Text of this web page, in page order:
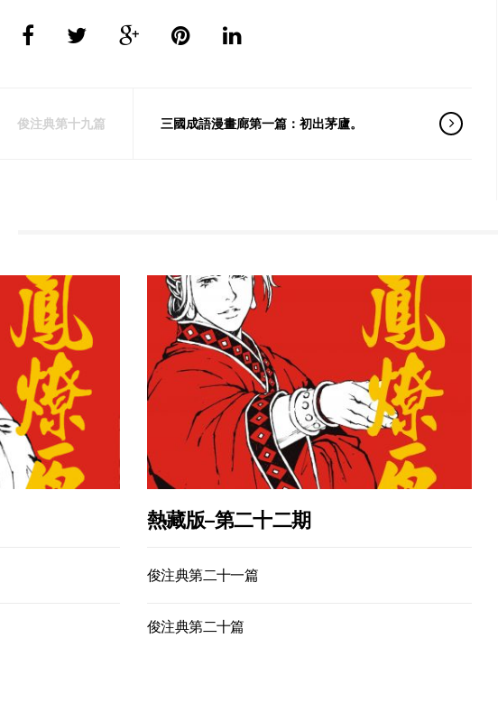
俊注典第十九篇 三國成語漫畫廊第一篇：初出茅廬。
熱藏版–第二十二期
俊注典第二十一篇
俊注典第二十篇